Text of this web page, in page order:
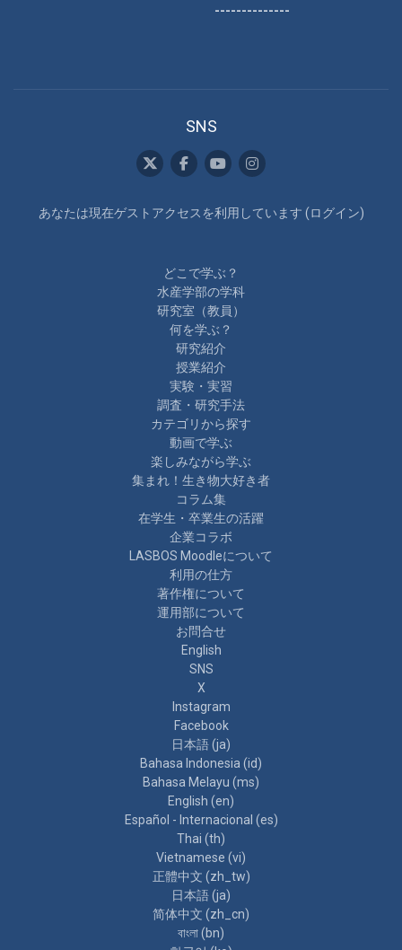
--------------
SNS
あなたは現在ゲストアクセスを利用しています (ログイン)
どこで学ぶ？
水産学部の学科
研究室（教員）
何を学ぶ？
研究紹介
授業紹介
実験・実習
調査・研究手法
カテゴリから探す
動画で学ぶ
楽しみながら学ぶ
集まれ！生き物大好き者
コラム集
在学生・卒業生の活躍
企業コラボ
LASBOS Moodleについて
利用の仕方
著作権について
運用部について
お問合せ
English
SNS
X
Instagram
Facebook
日本語 ‎(ja)‎
Bahasa Indonesia ‎(id)‎
Bahasa Melayu ‎(ms)‎
English ‎(en)‎
Español - Internacional ‎(es)‎
Thai ‎(th)‎
Vietnamese ‎(vi)‎
正體中文 ‎(zh_tw)‎
日本語 ‎(ja)‎
简体中文 ‎(zh_cn)‎
বাংলা ‎(bn)‎